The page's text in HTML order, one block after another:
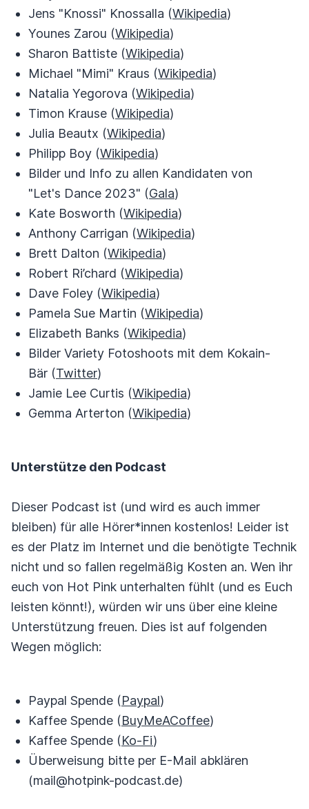
Jens "Knossi" Knossalla (Wikipedia)
Younes Zarou (Wikipedia)
Sharon Battiste (Wikipedia)
Michael "Mimi" Kraus (Wikipedia)
Natalia Yegorova (Wikipedia)
Timon Krause (Wikipedia)
Julia Beautx (Wikipedia)
Philipp Boy (Wikipedia)
Bilder und Info zu allen Kandidaten von
"Let's Dance 2023" (Gala)
Kate Bosworth (Wikipedia)
Anthony Carrigan (Wikipedia)
Brett Dalton (Wikipedia)
Robert Ri’chard (Wikipedia)
Dave Foley (Wikipedia)
Pamela Sue Martin (Wikipedia)
Elizabeth Banks (Wikipedia)
Bilder Variety Fotoshoots mit dem Kokain-
Bär (Twitter)
Jamie Lee Curtis (Wikipedia)
Gemma Arterton (Wikipedia)
Unterstütze den Podcast
Dieser Podcast ist (und wird es auch immer
bleiben) für alle Hörer*innen kostenlos! Leider ist
es der Platz im Internet und die benötigte Technik
nicht und so fallen regelmäßig Kosten an. Wen ihr
euch von Hot Pink unterhalten fühlt (und es Euch
leisten könnt!), würden wir uns über eine kleine
Unterstützung freuen. Dies ist auf folgenden
Wegen möglich:
Paypal Spende (Paypal)
Kaffee Spende (BuyMeACoffee)
Kaffee Spende (Ko-Fi)
Überweisung bitte per E-Mail abklären
(mail@hotpink-podcast.de)